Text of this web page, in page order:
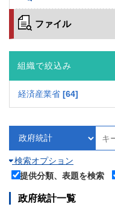
ファイル
組織で絞込み
経済産業省 64
検索オプション
提供分類、表題を検索
政府統計一覧